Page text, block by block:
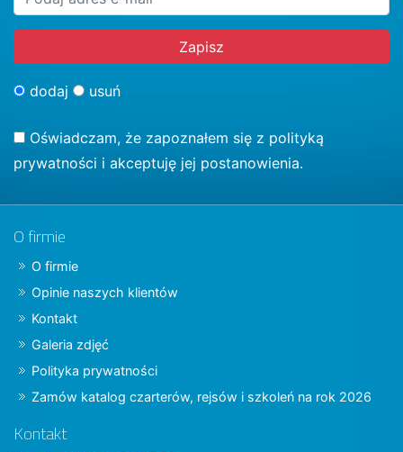
dodaj usuń
Oświadczam, że zapoznałem się z polityką
prywatności i akceptuję jej postanowienia.
O firmie
O firmie
Opinie naszych klientów
Kontakt
Galeria zdjęć
Polityka prywatności
Zamów katalog czarterów, rejsów i szkoleń na rok 2026
Kontakt